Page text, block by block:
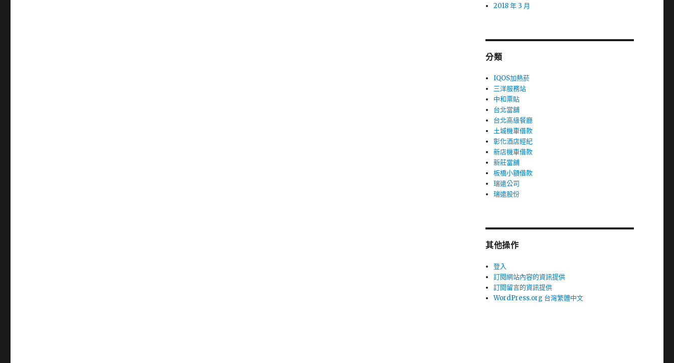
2018 年 3 月
分類
IQOS加熱菸
三洋服務站
中和票貼
台北當舖
台北高級餐廳
土城機車借款
彰化酒店經紀
新店機車借款
新莊當舖
板橋小額借款
瑞遠公司
瑞遠股份
其他操作
登入
訂閱網站內容的資訊提供
訂閱留言的資訊提供
WordPress.org 台灣繁體中文